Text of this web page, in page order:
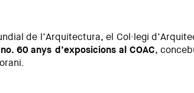
de l’Arquitectura, el Col·legi
60 anys d’exposicions al COAC,